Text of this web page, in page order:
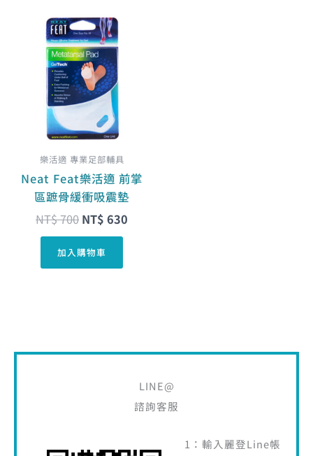
樂活適 專業足部輔具
Neat Feat樂活適 前掌
區蹠骨緩衝吸震墊
NT$700
原
始
價
格：
NT$ 700。
NT$ 630
加入購物車
LINE@
諮詢客服
1：輸入麗登Line帳